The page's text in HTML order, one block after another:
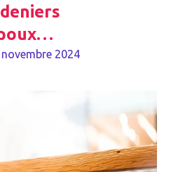
novembre 2024